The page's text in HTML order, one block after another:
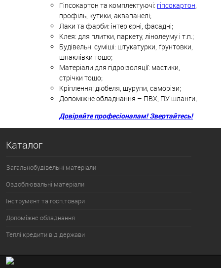
Гіпсокартон та комплектуючі: гіпсокартон,
профіль, кутики, аквапанелі;
Лаки та фарби: інтер'єрні, фасадні;
Клея: для плитки, паркету, лінолеуму і т.п.;
Будівельні суміші: штукатурки, ґрунтовки,
шпаклівки тощо;
Матеріали для гідроізоляції: мастики,
стрічки тощо;
Кріплення: дюбеля, шурупи, саморізи;
Допоміжне обладнання – ПВХ, ПУ шланги;
Довіряйте професіоналам! Звертайтесь!
Каталог
Загальнобудівельні матеріали
Оздоблювальні матеріали
Інструмент та госп.товари
Допоміжне обладнання
Теплі кредити від держави